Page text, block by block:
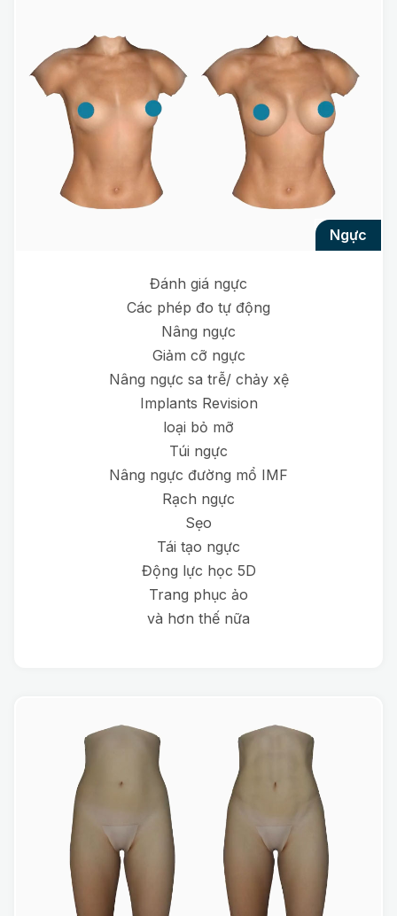
ngực
Đánh giá ngực
Các phép đo tự động
Nâng ngực
Giảm cỡ ngực
Nâng ngực sa trễ/ chảy xệ
Implants Revision
loại bỏ mỡ
Túi ngực
Nâng ngực đường mổ IMF
Rạch ngực
Sẹo
Tái tạo ngực
Động lực học 5D
Trang phục ảo
và hơn thế nữa